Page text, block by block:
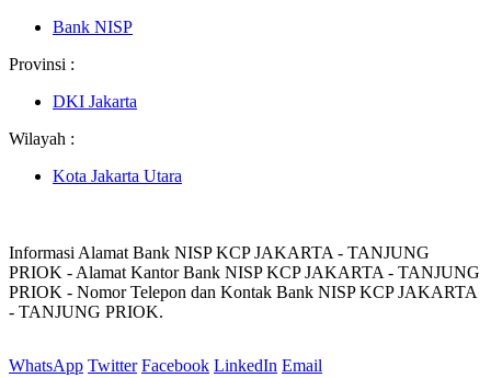
Bank NISP
Provinsi :
DKI Jakarta
Wilayah :
Kota Jakarta Utara
Informasi Alamat Bank NISP KCP JAKARTA - TANJUNG
PRIOK - Alamat Kantor Bank NISP KCP JAKARTA - TANJUNG
PRIOK - Nomor Telepon dan Kontak Bank NISP KCP JAKARTA
- TANJUNG PRIOK.
WhatsApp Twitter Facebook LinkedIn Email